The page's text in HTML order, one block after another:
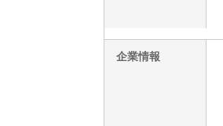
企業情報